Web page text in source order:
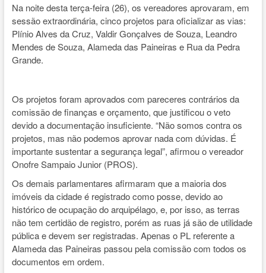
Na noite desta terça-feira (26), os vereadores aprovaram, em
sessão extraordinária, cinco projetos para oficializar as vias:
Plínio Alves da Cruz, Valdir Gonçalves de Souza, Leandro
Mendes de Souza, Alameda das Paineiras e Rua da Pedra
Grande.
Os projetos foram aprovados com pareceres contrários da
comissão de finanças e orçamento, que justificou o veto
devido a documentação insuficiente. “Não somos contra os
projetos, mas não podemos aprovar nada com dúvidas. É
importante sustentar a segurança legal”, afirmou o vereador
Onofre Sampaio Junior (PROS).
Os demais parlamentares afirmaram que a maioria dos
imóveis da cidade é registrado como posse, devido ao
histórico de ocupação do arquipélago, e, por isso, as terras
não tem certidão de registro, porém as ruas já são de utilidade
pública e devem ser registradas. Apenas o PL referente a
Alameda das Paineiras passou pela comissão com todos os
documentos em ordem.